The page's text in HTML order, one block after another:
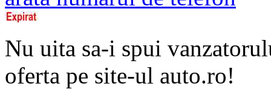
Nu uita sa-i spui
oferta pe site-ul auto.ro!